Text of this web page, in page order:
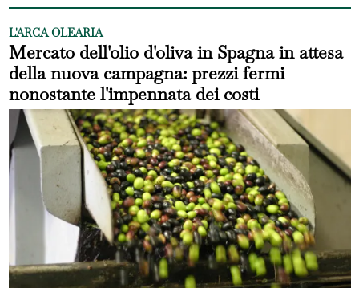
L'ARCA OLEARIA
Mercato dell'olio d'oliva in Spagna in attesa
della nuova campagna: prezzi fermi
nonostante l'impennata dei costi